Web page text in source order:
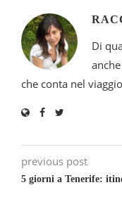
Di
che conta nel
previous post
5 giorni a Tenerife: